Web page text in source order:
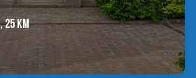
25 КМ